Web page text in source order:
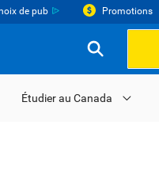
de pub Promotions
Étudier au Canada